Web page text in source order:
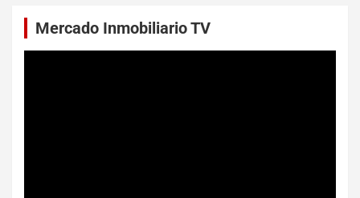
Mercado Inmobiliario TV